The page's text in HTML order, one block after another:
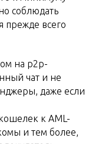
соблюдать
прежде всего
на p2p-
чат и не
даже если
к AML-
и тем более,